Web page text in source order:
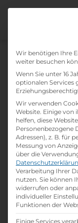
Home»
Petschnig
M.b.h.
folderBranche:
Bau /
Wir benötigen Ihre
weiter besuchen
Wenn Sie unter 16
optionalen Services
Wir verwenden
Website. Einige von
helfen, diese
Personenbezogene
Adressen), z. B. für
Messung von
über die
Verarbeitung Ihrer
nutzen. Sie können
widerrufen oder
individueller
Funktionen der
Einige Services